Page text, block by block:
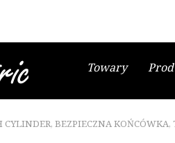
Towary
CYLINDER, BEZPIECZNA